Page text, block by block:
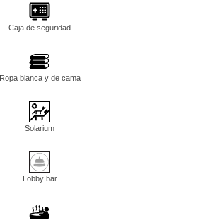
Caja de seguridad
Ropa blanca y de cama
Solarium
Lobby bar